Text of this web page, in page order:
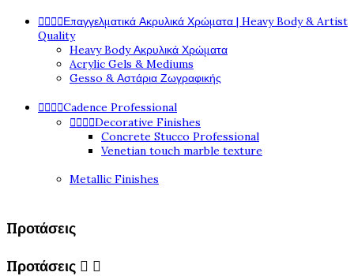
Επαγγελματικά Ακρυλικά Χρώματα | Heavy Body & Artist
Quality
Heavy Body Ακρυλικά Χρώματα
Acrylic Gels & Mediums
Gesso & Αστάρια Ζωγραφικής
Cadence Professional
Decorative Finishes
Concrete Stucco Professional
Venetian touch marble texture
Metallic Finishes
Προτάσεις
Προτάσεις  